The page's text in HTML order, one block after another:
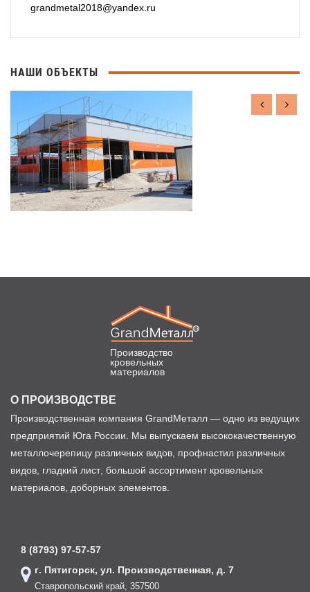
grandmetal2018@yandex.ru
НАШИ ОБЪЕКТЫ
Производство
кровельных
материалов
О ПРОИЗВОДСТВЕ
Производственная компания GrandМеталл — одно из ведущих
предприятий Юга России. Мы выпускаем высококачественную
металлочерепицу различных видов, профнастил различных
видов, гладкий лист, большой ассортимент кровельных
материалов, доборных элементов.
8 (8793) 97-57-57
г. Пятигорск, ул. Производственная, д. 7
Ставропольский край, 357500